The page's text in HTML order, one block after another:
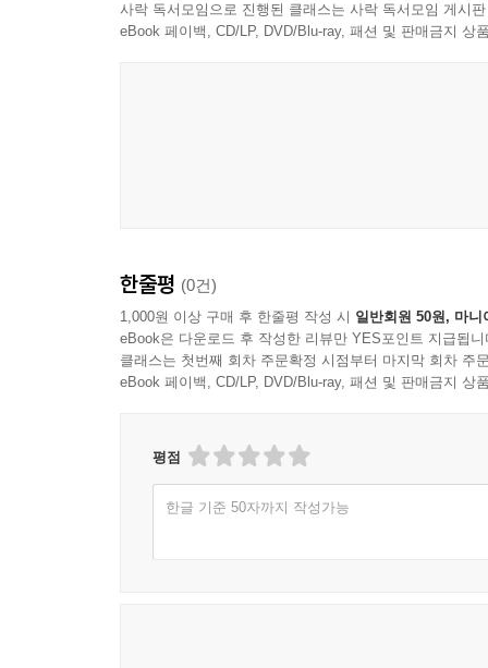
사락 독서모임으로 진행된 클래스는 사락 독서모임 게시
eBook 페이백, CD/LP, DVD/Blu-ray, 패션 및 판매금지 상
한줄평 (0건)
1,000원 이상 구매 후 한줄평 작성 시 일반회원 50원, 마니
eBook은 다운로드 후 작성한 리뷰만 YES포인트 지급됩니
클래스는 첫번째 회차 주문확정 시점부터 마지막 회차 주
eBook 페이백, CD/LP, DVD/Blu-ray, 패션 및 판매금지 상
평점
한글 기준 50자까지 작성가능